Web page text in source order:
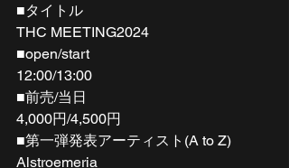
■タイトル
THC MEETING2024
■open/start
12:00/13:00
■前売/当日
4,000円/4,500円
■第一弾発表アーティスト(A to Z)
Alstroemeria